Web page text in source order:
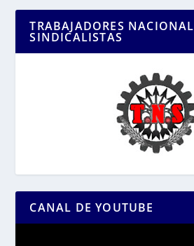
TRABAJADORES NACIONAL
SINDICALISTAS
CANAL DE YOUTUBE